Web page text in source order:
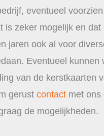
eventueel
is zeker mogelijk en dat
jaren ook al voor
Eventueel kunnen
van de kerstkaarten
gerust contact met ons
de mogelijkheden.